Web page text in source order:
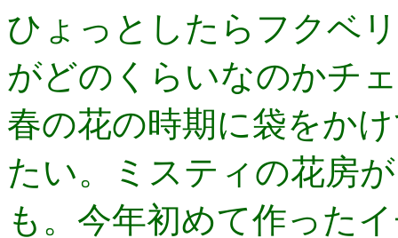
ひょっとしたらフクベ
がどのくらいなのかチ
春の花の時期に袋をか
たい。ミスティの花房
も。今年初めて作った